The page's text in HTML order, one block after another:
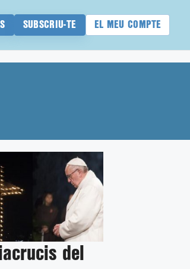
SUBSCRIU-TE EL MEU COMPTE
del